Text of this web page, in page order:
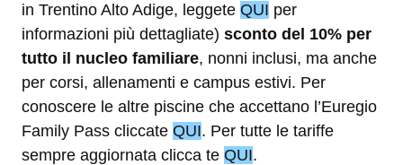
in Trentino Alto Adige, leggete QUI per
informazioni più dettagliate) sconto del 10% per
tutto il nucleo familiare, nonni inclusi, ma anche
per corsi, allenamenti e campus estivi. Per
conoscere le altre piscine che accettano l’Euregio
Family Pass cliccate QUI. Per tutte le tariffe
sempre aggiornata clicca te QUI.